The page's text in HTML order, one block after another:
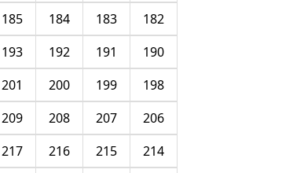
182
183
184
185
190
191
192
193
198
199
200
201
206
207
208
209
214
215
216
217